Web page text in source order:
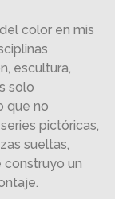
color en mis
escultura,
solo
que no
pictóricas,
sueltas,
un